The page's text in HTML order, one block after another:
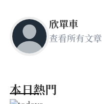
欣單車
查看所有文章
本日熱門